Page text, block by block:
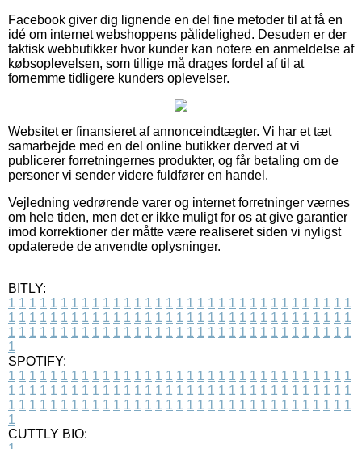
Facebook giver dig lignende en del fine metoder til at få en
idé om internet webshoppens pålidelighed. Desuden er der
faktisk webbutikker hvor kunder kan notere en anmeldelse af
købsoplevelsen, som tillige må drages fordel af til at
fornemme tidligere kunders oplevelser.
Websitet er finansieret af annonceindtægter. Vi har et tæt
samarbejde med en del online butikker derved at vi
publicerer forretningernes produkter, og får betaling om de
personer vi sender videre fuldfører en handel.
Vejledning vedrørende varer og internet forretninger værnes
om hele tiden, men det er ikke muligt for os at give garantier
imod korrektioner der måtte være realiseret siden vi nyligst
opdaterede de anvendte oplysninger.
BITLY:
1 1 1 1 1 1 1 1 1 1 1 1 1 1 1 1 1 1 1 1 1 1 1 1 1 1 1 1 1 1 1 1 1
1 1 1 1 1 1 1 1 1 1 1 1 1 1 1 1 1 1 1 1 1 1 1 1 1 1 1 1 1 1 1 1 1
1 1 1 1 1 1 1 1 1 1 1 1 1 1 1 1 1 1 1 1 1 1 1 1 1 1 1 1 1 1 1 1 1
1
SPOTIFY:
1 1 1 1 1 1 1 1 1 1 1 1 1 1 1 1 1 1 1 1 1 1 1 1 1 1 1 1 1 1 1 1 1
1 1 1 1 1 1 1 1 1 1 1 1 1 1 1 1 1 1 1 1 1 1 1 1 1 1 1 1 1 1 1 1 1
1 1 1 1 1 1 1 1 1 1 1 1 1 1 1 1 1 1 1 1 1 1 1 1 1 1 1 1 1 1 1 1 1
1
CUTTLY BIO: